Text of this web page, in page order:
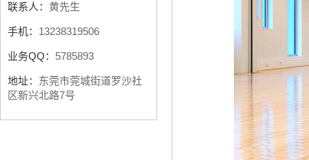
联系人： 黄先生
手机： 13238319506
业务QQ： 5785893
地址： 东莞市莞城街道罗沙社
区新兴北路7号